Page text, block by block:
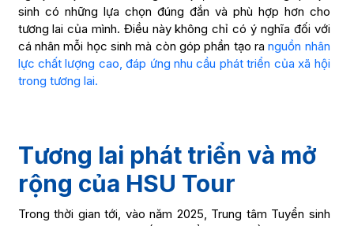
sinh có những lựa chọn đúng đắn và phù hợp hơn cho
tương lai của mình. Điều này không chỉ có ý nghĩa đối với
cá nhân mỗi học sinh mà còn góp phần tạo ranguồn nhân
lực chất lượng cao, đáp ứng nhu cầu phát triển của xã hội
trong tương lai.